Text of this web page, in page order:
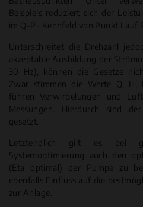
Beispiels reduziert sich der
im Q-P- Kennfeld von Punkt I auf
Unterschreitet die Drehzahl
akzeptable Ausbildung der
30 Hz), können die Gesetze
Zwar stimmen die Werte Q, H,
führen Verwirbelungen und
Messungen. Hierdurch sind
gesetzt.
Letztendlich gilt es bei
Systemoptimierung auch den
(Eta optimal) der Pumpe zu
ebenfalls Einfluss auf die
zur Anlage.